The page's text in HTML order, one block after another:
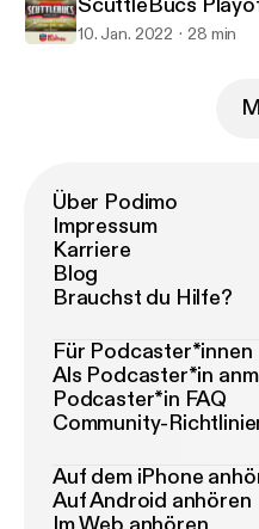
10. Jan. 2022 28 min
Über Podimo
Impressum
Karriere
Blog
Brauchst du Hilfe?
Für Podcaster*innen
Als Podcaster*in
Podcaster*in FAQ
Community-
Auf dem iPhone
Auf Android anhören